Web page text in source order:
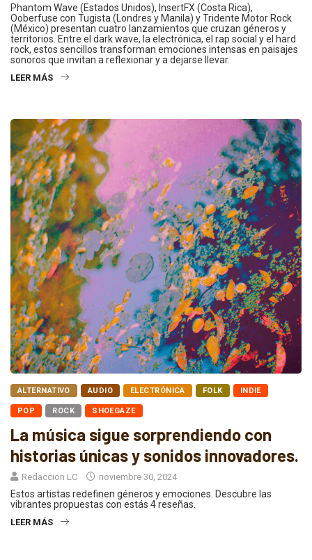
Phantom Wave (Estados Unidos), InsertFX (Costa Rica),
Ooberfuse con Tugista (Londres y Manila) y Tridente Motor Rock
(México) presentan cuatro lanzamientos que cruzan géneros y
territorios. Entre el dark wave, la electrónica, el rap social y el hard
rock, estos sencillos transforman emociones intensas en paisajes
sonoros que invitan a reflexionar y a dejarse llevar.
LEER MÁS
ALTERNATIVO AUDIO ELECTRÓNICA FOLK INDIE
POP ROCK SHOEGAZE
La música sigue sorprendiendo con
historias únicas y sonidos innovadores.
Redaccion LC noviembre 30, 2024
Estos artistas redefinen géneros y emociones. Descubre las
vibrantes propuestas con estás 4 reseñas.
LEER MÁS